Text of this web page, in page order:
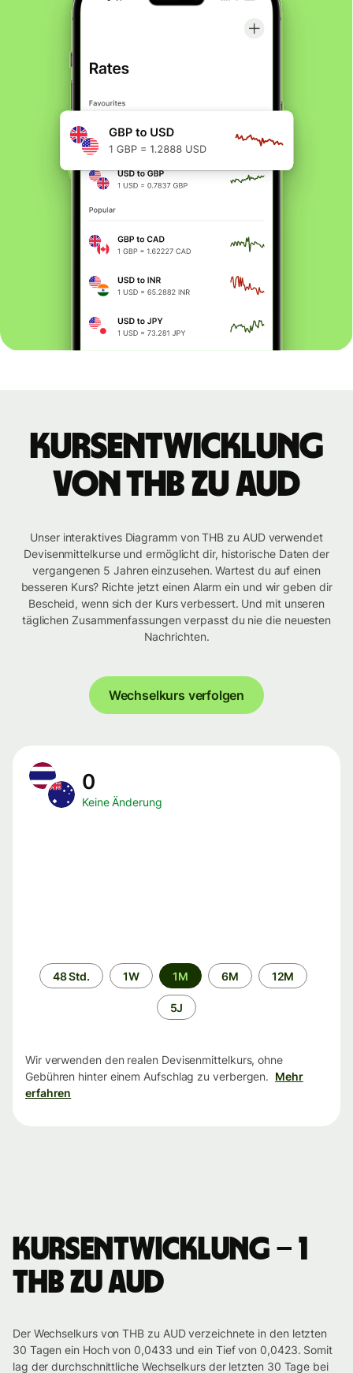
Kursentwicklung
von THB zu AUD
Unser interaktives Diagramm von THB zu AUD verwendet
Devisenmittelkurse und ermöglicht dir, historische Daten der
vergangenen 5 Jahren einzusehen. Wartest du auf einen
besseren Kurs? Richte jetzt einen Alarm ein und wir geben dir
Bescheid, wenn sich der Kurs verbessert. Und mit unseren
täglichen Zusammenfassungen verpasst du nie die neuesten
Nachrichten.
Wechselkurs verfolgen
0
Keine Änderung
Zeitraum
48 Std. 1W 1M 6M 12M
5J
Wir verwenden den realen Devisenmittelkurs, ohne
Gebühren hinter einem Aufschlag zu verbergen. Mehr
erfahren
Kursentwicklung – 1
THB zu AUD
Der Wechselkurs von THB zu AUD verzeichnete in den letzten
30 Tagen ein Hoch von 0,0433 und ein Tief von 0,0423. Somit
lag der durchschnittliche Wechselkurs der letzten 30 Tage bei